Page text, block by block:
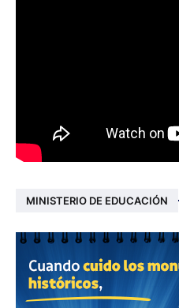
MINISTERIO DE EDUCACIÓN